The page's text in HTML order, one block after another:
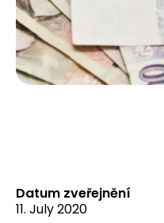
Datum zveřejnění
11. July 2020